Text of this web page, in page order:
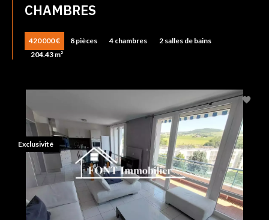
CHAMBRES
420 000 € 8 pièces 4 chambres
2 salles de bains
204.43 m²
Exclusivité